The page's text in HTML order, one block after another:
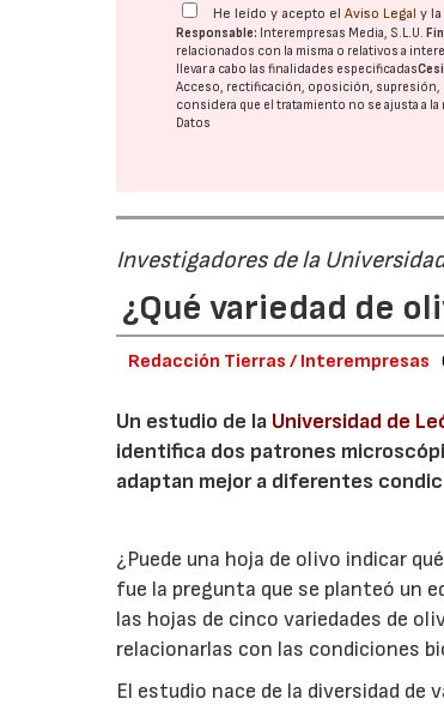
He leído y acepto elAviso Legal y la
Responsable: Interempresas Media, S.L.U.
relacionados con la misma o relativos a
llevar a cabo las finalidades especificadas
Acceso, rectificación, oposición, supresión,
considera que el tratamiento no se ajusta a
Datos
Investigadores de la
¿Qué variedad de
Redacción Tierras / Interempresas
Un estudio de la Universidad de
identifica dos patrones
adaptan mejor a diferentes
¿Puede una hoja de olivo indicar
fue la pregunta que se planteó un
las hojas de cinco variedades de
relacionarlas con las condiciones
El estudio nace de la diversidad